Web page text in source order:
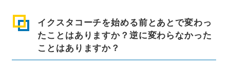
イクスタコーチを始める前とあとで変わっ
たことはありますか？逆に変わらなかった
ことはありますか？